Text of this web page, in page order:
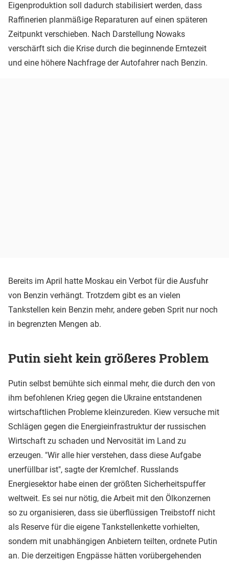
Eigenproduktion soll dadurch stabilisiert werden, dass
Raffinerien planmäßige Reparaturen auf einen späteren
Zeitpunkt verschieben. Nach Darstellung Nowaks
verschärft sich die Krise durch die beginnende Erntezeit
und eine höhere Nachfrage der Autofahrer nach Benzin.
Bereits im April hatte Moskau ein Verbot für die Ausfuhr
von Benzin verhängt. Trotzdem gibt es an vielen
Tankstellen kein Benzin mehr, andere geben Sprit nur noch
in begrenzten Mengen ab.
Putin sieht kein größeres Problem
Putin selbst bemühte sich einmal mehr, die durch den von
ihm befohlenen Krieg gegen die Ukraine entstandenen
wirtschaftlichen Probleme kleinzureden. Kiew versuche mit
Schlägen gegen die Energieinfrastruktur der russischen
Wirtschaft zu schaden und Nervosität im Land zu
erzeugen. "Wir alle hier verstehen, dass diese Aufgabe
unerfüllbar ist", sagte der Kremlchef. Russlands
Energiesektor habe einen der größten Sicherheitspuffer
weltweit. Es sei nur nötig, die Arbeit mit den Ölkonzernen
so zu organisieren, dass sie überflüssigen Treibstoff nicht
als Reserve für die eigene Tankstellenkette vorhielten,
sondern mit unabhängigen Anbietern teilten, ordnete Putin
an. Die derzeitigen Engpässe hätten vorübergehenden